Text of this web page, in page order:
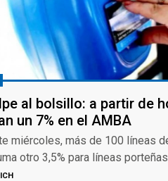
al bolsillo: a partir de
un 7% en el AMBA
miércoles, más de 100 líneas
otro 3,5% para líneas